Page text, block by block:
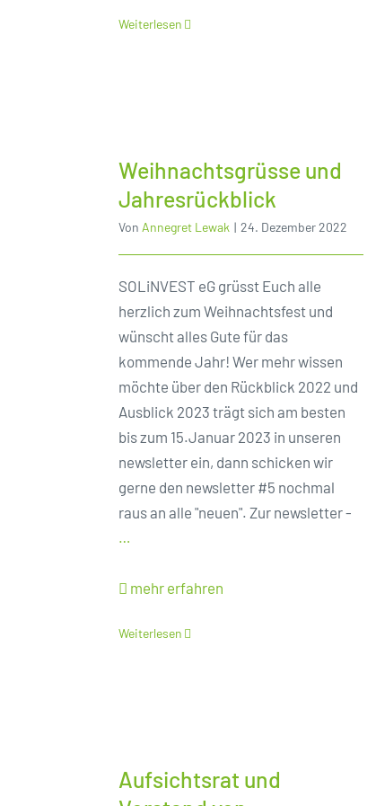
Weiterlesen
Weihnachtsgrüsse und
Jahresrückblick
Von Annegret Lewak | 24. Dezember 2022
SOLiNVEST eG grüsst Euch alle
herzlich zum Weihnachtsfest und
wünscht alles Gute für das
kommende Jahr! Wer mehr wissen
möchte über den Rückblick 2022 und
Ausblick 2023 trägt sich am besten
bis zum 15.Januar 2023 in unseren
newsletter ein, dann schicken wir
gerne den newsletter #5 nochmal
raus an alle "neuen". Zur newsletter -
…
mehr erfahren
Weiterlesen
Aufsichtsrat und